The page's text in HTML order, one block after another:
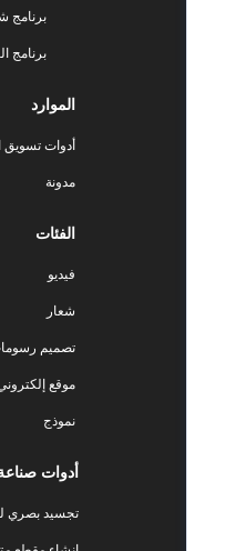
برنامج شركاء
برنامج السفير
أدوات تسويق العلامة
تصميم رسومات
موقع إلكتروني
أدوات صناعة الفيديو
تجسيد بصري للموسيقى